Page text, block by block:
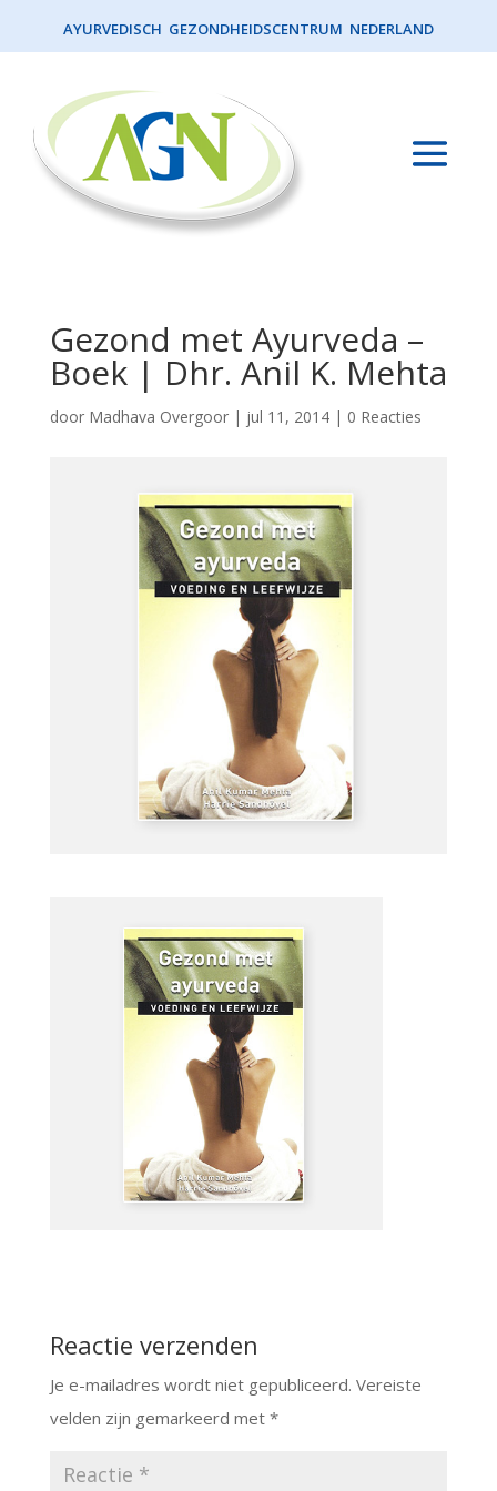
AYURVEDISCH GEZONDHEIDSCENTRUM NEDERLAND
Gezond met Ayurveda –
Boek | Dhr. Anil K. Mehta
door Madhava Overgoor| jul 11, 2014| 0 Reacties
Reactie verzenden
Je e-mailadres wordt niet gepubliceerd. Vereiste
velden zijn gemarkeerd met *